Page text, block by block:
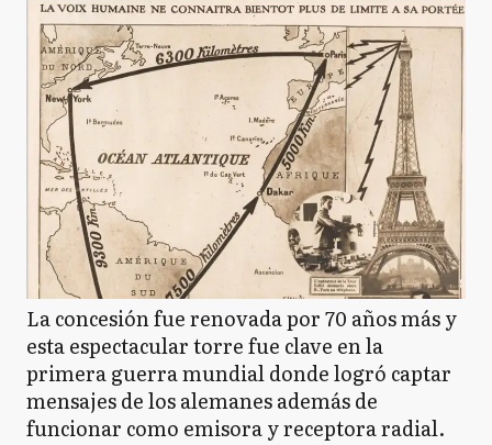
La concesión fue renovada por 70 años más y
esta espectacular torre fue clave en la
primera guerra mundial donde logró captar
mensajes de los alemanes además de
funcionar como emisora y receptora radial.